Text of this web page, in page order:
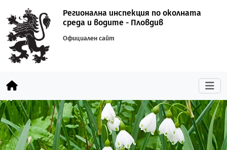
Регионална инспекция по околната
среда и водите - Пловдив
Официален сайт